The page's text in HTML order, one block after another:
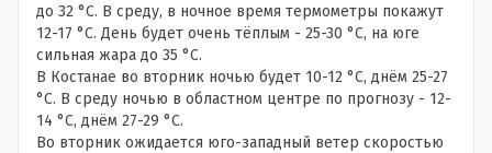
до 32 °С. В среду, в ночное время термометры покажут
12-17 °С. День будет очень тёплым - 25-30 °С, на юге
сильная жара до 35 °С.
В Костанае во вторник ночью будет 10-12 °С, днём 25-27
°С. В среду ночью в областном центре по прогнозу - 12-
14 °С, днём 27-29 °С.
Во вторник ожидается юго-западный ветер скоростью